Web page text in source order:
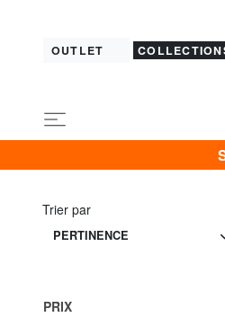
OUTLET
Trier par
PERTINENCE
PRIX